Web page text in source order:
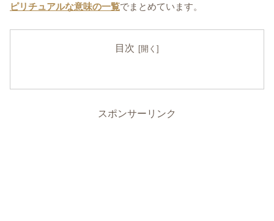
ピリチュアルな意味の一覧でまとめています。
目次
スポンサーリンク